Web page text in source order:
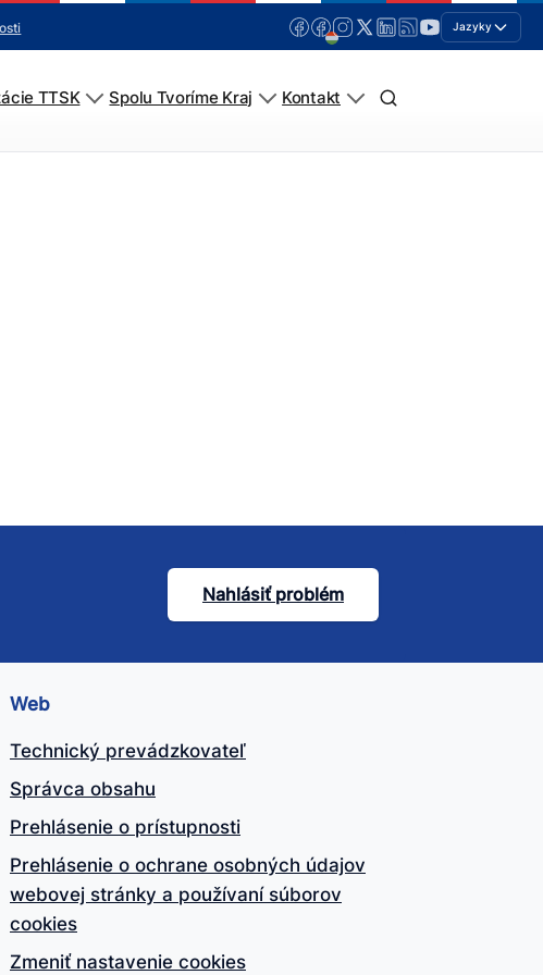
Jazyky
TTSK Spolu Tvoríme Kraj Kontakt
Nahlásiť problém
Web
Technický prevádzkovateľ
Správca obsahu
Prehlásenie o prístupnosti
Prehlásenie o ochrane osobných údajov
webovej stránky a používaní súborov
cookies
Zmeniť nastavenie cookies